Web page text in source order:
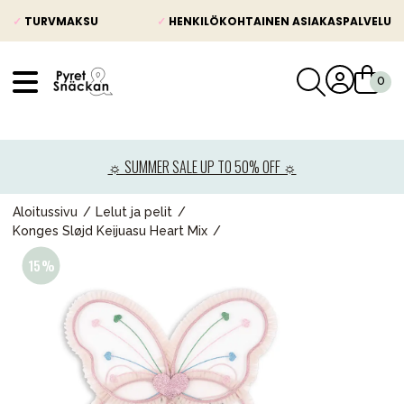
✓ TURVMAKSU ✓ HENKILÖKOHTAINEN ASIAKASPALVELU
☼ SUMMER SALE UP TO 50% OFF ☼
Aloitussivu
Lelut ja pelit
Konges Sløjd Keijuasu Heart Mix
Lastenvaunut
Lasten turvaistuimet
Lelut ja pelit
Äiti & Isä
Huonekalut & vuodevaatteet